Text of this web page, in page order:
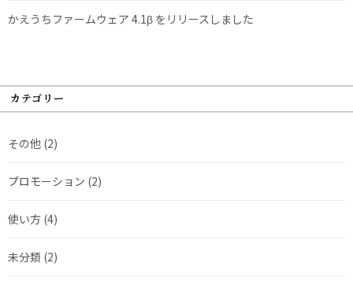
かえうちファームウェア 4.1β をリリースしました
カテゴリー
その他 (2)
プロモーション (2)
使い方 (4)
未分類 (2)